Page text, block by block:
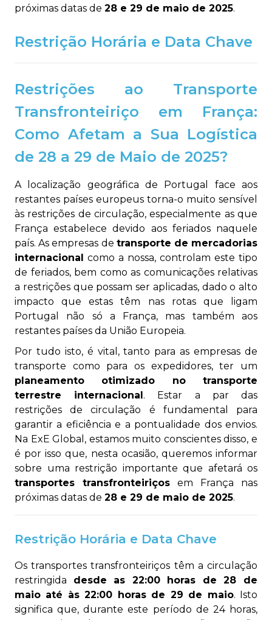
próximas datas de 28 e 29 de maio de 2025.
Restrição Horária e Data Chave
Restrições ao Transporte
Transfronteiriço em França:
Como Afetam a Sua Logística
de 28 a 29 de Maio de 2025?
A localização geográfica de Portugal face aos
restantes países europeus torna-o muito sensível
às restrições de circulação, especialmente as que
França estabelece devido aos feriados naquele
país. As empresas de transporte de mercadorias
internacional como a nossa, controlam este tipo
de feriados, bem como as comunicações relativas
a restrições que possam ser aplicadas, dado o alto
impacto que estas têm nas rotas que ligam
Portugal não só a França, mas também aos
restantes países da União Europeia.
Por tudo isto, é vital, tanto para as empresas de
transporte como para os expedidores, ter um
planeamento otimizado no transporte
terrestre internacional. Estar a par das
restrições de circulação é fundamental para
garantir a eficiência e a pontualidade dos envios.
Na ExE Global, estamos muito conscientes disso, e
é por isso que, nesta ocasião, queremos informar
sobre uma restrição importante que afetará os
transportes transfronteiriços em França nas
próximas datas de 28 e 29 de maio de 2025.
Restrição Horária e Data Chave
Os transportes transfronteiriços têm a circulação
restringida desde as 22:00 horas de 28 de
maio até às 22:00 horas de 29 de maio. Isto
significa que, durante este período de 24 horas,